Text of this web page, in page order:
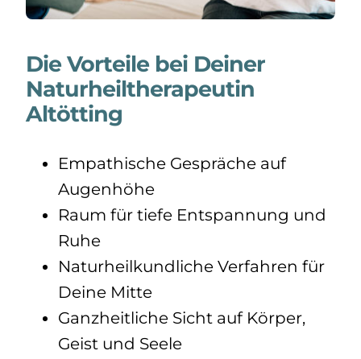
Die Vorteile bei Deiner
Naturheiltherapeutin
Altötting
Empathische Gespräche auf
Augenhöhe
Raum für tiefe Entspannung und
Ruhe
Naturheilkundliche Verfahren für
Deine Mitte
Ganzheitliche Sicht auf Körper,
Geist und Seele